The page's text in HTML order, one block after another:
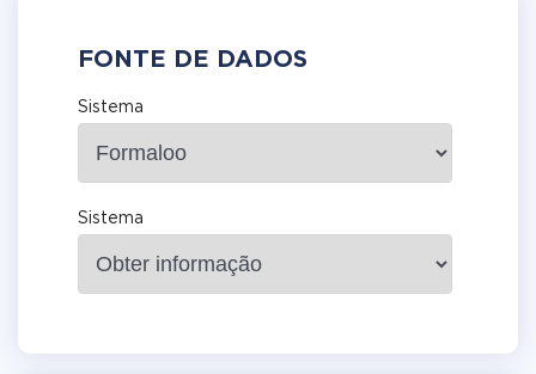
FONTE DE DADOS
Sistema
Sistema